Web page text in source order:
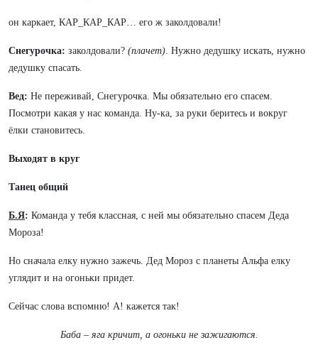
он каркает, КАР_КАР_КАР… его ж заколдовали!
Снегурочка: заколдовали? (плачет). Нужно дедушку искать, нужно
дедушку спасать.
Вед: Не переживай, Снегурочка. Мы обязательно его спасем.
Посмотри какая у нас команда. Ну-ка, за руки беритесь и вокруг
ёлки становитесь.
Выходят в круг
Танец общий
Б.Я: Команда у тебя классная, с ней мы обязательно спасем Деда
Мороза!
Но сначала елку нужно зажечь. Дед Мороз с планеты Альфа елку
углядит и на огоньки придет.
Сейчас слова вспомню! А! кажется так!
Баба – яга кричит, а огоньки не зажигаются.